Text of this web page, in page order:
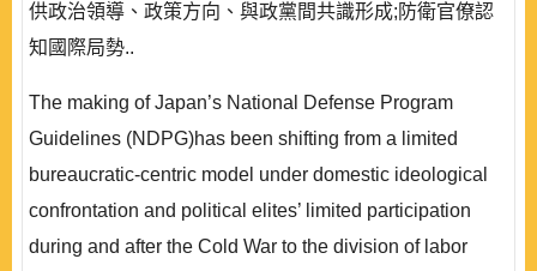
供政治領導、政策方向、與政黨間共識形成;防衛官僚認
知國際局勢..
The making of Japan’s National Defense Program
Guidelines (NDPG)has been shifting from a limited
bureaucratic-centric model under domestic ideological
confrontation and political elites’ limited participation
during and after the Cold War to the division of labor